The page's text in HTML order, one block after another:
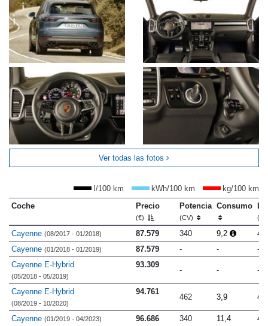
Ver todas las fotos
l/100 km kWh/100 km
kg/100 km
Coche
Precio
(€)
Potencia
(CV)
Consumo
Cayenne (08/2017 - 01/2018) 87.579 340 9,2
Cayenne (01/2018 - 01/2019) 87.579 - -
-
Cayenne E-Hybrid
(05/2018 - 05/2019)
93.309
- - -
Cayenne E-Hybrid
(08/2019 - 10/2020)
94.761
462 3,9
Cayenne (01/2019 - 04/2023) 96.686 340 11,4